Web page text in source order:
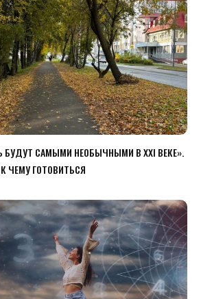
БУДУТ САМЫМИ НЕОБЫЧНЫМИ В XXI ВЕКЕ».
ЧЕМУ ГОТОВИТЬСЯ